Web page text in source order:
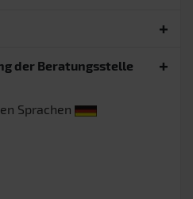
der Beratungsstelle
Sprachen